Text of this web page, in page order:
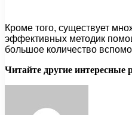
Кроме того, существует
эффективных методик
большое количество
Читайте другие интересные